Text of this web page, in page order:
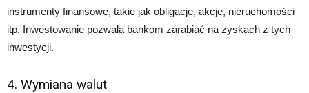
instrumenty finansowe, takie jak obligacje, akcje, nieruchomości
itp. Inwestowanie pozwala bankom zarabiać na zyskach z tych
inwestycji.
4. Wymiana walut